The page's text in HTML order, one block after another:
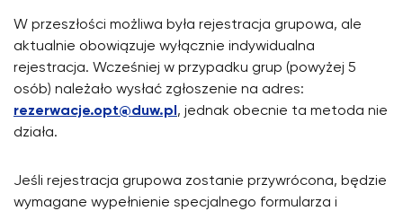
W przeszłości możliwa była rejestracja grupowa, ale
aktualnie obowiązuje wyłącznie indywidualna
rejestracja. Wcześniej w przypadku grup (powyżej 5
osób) należało wysłać zgłoszenie na adres:
rezerwacje.opt@duw.pl , jednak obecnie ta metoda nie
działa.
Jeśli rejestracja grupowa zostanie przywrócona, będzie
wymagane wypełnienie specjalnego formularza i